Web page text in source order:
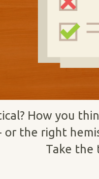
How you
the right
Take the